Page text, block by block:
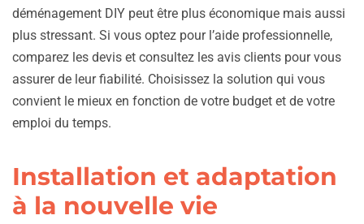
déménagement DIY peut être plus économique mais aussi
plus stressant. Si vous optez pour l’aide professionnelle,
comparez les devis et consultez les avis clients pour vous
assurer de leur fiabilité. Choisissez la solution qui vous
convient le mieux en fonction de votre budget et de votre
emploi du temps.
Installation et adaptation
à la nouvelle vie